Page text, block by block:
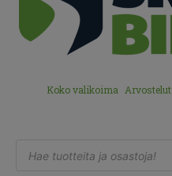
Koko valikoima Arvostelut